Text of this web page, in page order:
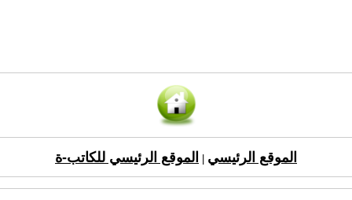
الموقع الرئيسي الموقع الرئيسي للكاتب-ة